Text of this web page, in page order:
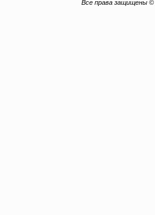
Все права защищены ©